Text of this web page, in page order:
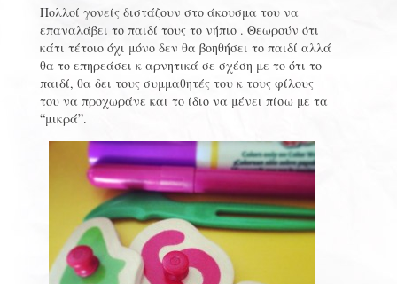
Πολλοί γονείς διστάζουν στο άκουσμα του να
επαναλάβει το παιδί τους το νήπιο . Θεωρούν ότι
κάτι τέτοιο όχι μόνο δεν θα βοηθήσει το παιδί αλλά
θα το επηρεάσει κ αρνητικά σε σχέση με το ότι το
παιδί, θα δει τους συμμαθητές του κ τους φίλους
του να προχωράνε και το ίδιο να μένει πίσω με τα
“μικρά”.